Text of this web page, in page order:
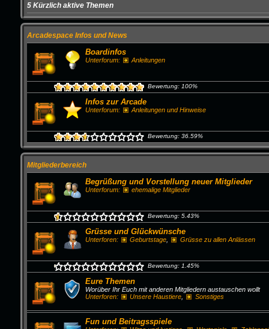
5 Kürzlich aktive Themen
Arcadespace Infos und News
Boardinfos
Unterforum: Anleitungen
Bewertung: 100%
Infos zur Arcade
Unterforum: Anleitungen und Hinweise
Bewertung: 36.59%
Mitgliederbereich
Begrüßung und Vorstellung neuer Mitglieder
Unterforum: ehemalige Mitglieder
Bewertung: 5.43%
Grüsse und Glückwünsche
Unterforen: Geburtstage Grüsse zu allen Anlässen
Bewertung: 1.45%
Eure Themen
Worüber Ihr Euch mit anderen Mitgliedern austauschen wollt
Unterforen:
Unsere Haustiere Sonstiges
Fun und Beitragsspiele